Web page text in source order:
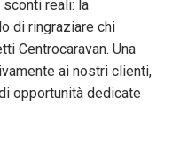
reali: la
di ringraziare chi
Centrocaravan. Una
ai nostri clienti,
opportunità dedicate